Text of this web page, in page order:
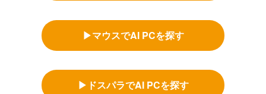
▶マウスでAI PCを探す
▶ドスパラでAI PCを探す